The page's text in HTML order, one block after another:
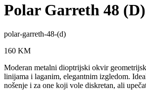
Polar Garreth 48 (D)
polar-garreth-48-(d)
160 KM
Moderan metalni dioptrijski okvir
linijama i laganim, elegantnim izgledom.
nošenje i za one koji vole diskretan, ali